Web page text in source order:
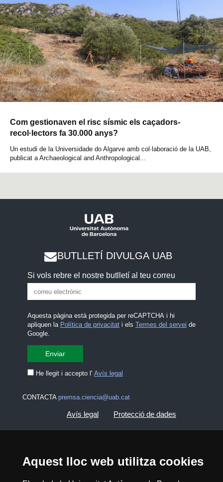
Aquest lloc web utilitza cookies
Com gestionaven el risc sísmic els caçadors-
recol·lectors fa 30.000 anys?
Un estudi de la Universidade do Algarve amb col·laboració de la UAB,
publicat a Archaeological and Anthropological...
BUTLLETÍ DIVULGA UAB
Si vols rebre el nostre butlletí al teu correu
Aquesta pàgina està protegida per reCAPTCHA i hi
apliquen la Política de privacitati els Termes del servei de
Google.
He llegit i accepto l' Avís legal
CONTACTA premsa.ciencia@uab.cat
Avís legal Protecció de dades
Mapa del web UAB